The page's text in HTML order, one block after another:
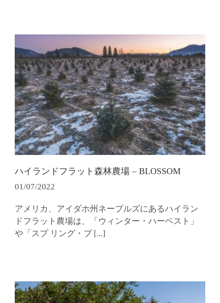
ハイランドフラット森林農場 – BLOSSOM
01/07/2022
アメリカ、アイダホ州ネープルズにあるハイラン
ドフラット農場は、「ウィンター・ハーベスト」
や「スプ リング・プ [...]